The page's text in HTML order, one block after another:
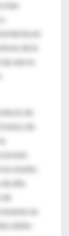
han
hierba en
de la
aún es
de
total y de
está
niveles
alta
en
cúbito